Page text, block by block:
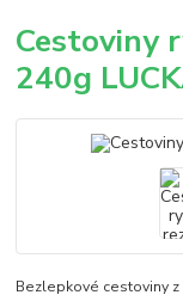
Cestoviny
240g
Bezlepkové cestoviny